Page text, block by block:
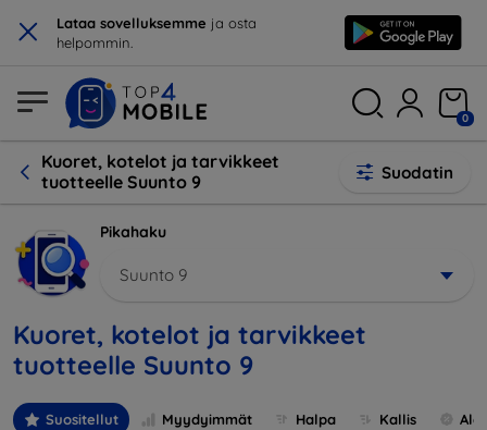
× Lataa sovelluksemme ja osta
helpommin.
0
Kuoret, kotelot ja tarvikkeet
tuotteelle Suunto 9
Suodatin
Pikahaku
Suunto 9
Kuoret, kotelot ja tarvikkeet
tuotteelle Suunto 9
Suositellut Myydyimmät Halpa Kallis